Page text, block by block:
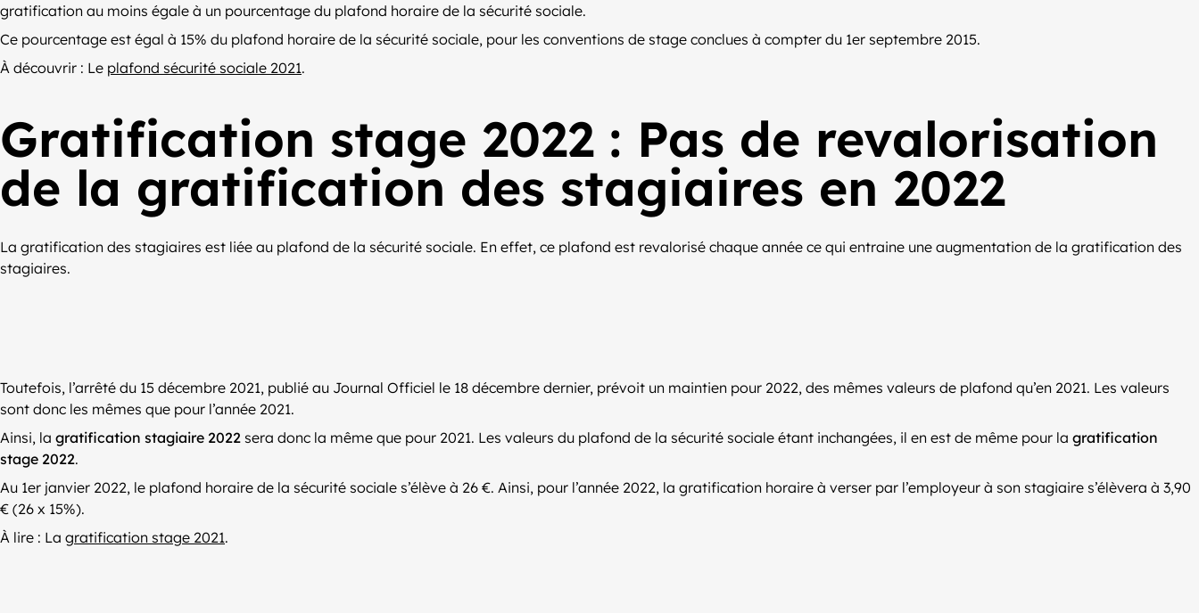
gratification au moins égale à un pourcentage du plafond horaire de la sécurité sociale.
Ce pourcentage est égal à 15% du plafond horaire de la sécurité sociale, pour les conventions de stage conclues à compter du 1er septembre 2015.
À découvrir : Le plafond sécurité sociale 2021.
Gratification stage 2022 : Pas de revalorisation
de la gratification des stagiaires en 2022
La gratification des stagiaires est liée au plafond de la sécurité sociale. En effet, ce plafond est revalorisé chaque année ce qui entraine une augmentation de la gratification des
stagiaires.
Toutefois, l’arrêté du 15 décembre 2021, publié au Journal Officiel le 18 décembre dernier, prévoit un maintien pour 2022, des mêmes valeurs de plafond qu’en 2021. Les valeurs
sont donc les mêmes que pour l’année 2021.
Ainsi, la gratification stagiaire 2022 sera donc la même que pour 2021. Les valeurs du plafond de la sécurité sociale étant inchangées, il en est de même pour la gratification
stage 2022.
Au 1er janvier 2022, le plafond horaire de la sécurité sociale s’élève à 26 €. Ainsi, pour l’année 2022, la gratification horaire à verser par l’employeur à son stagiaire s’élèvera à 3,90
€ (26 x 15%).
À lire : La gratification stage 2021.